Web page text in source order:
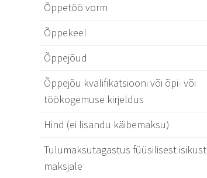
Õppetöö vorm
Õppekeel
Õppejõud
Õppejõu kvalifikatsiooni või õpi- või
töökogemuse kirjeldus
Hind (ei lisandu käibemaksu)
Tulumaksutagastus füüsilisest isikust
maksjale